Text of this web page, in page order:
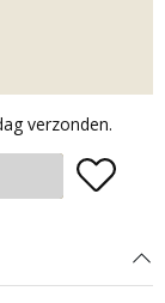
verzonden.